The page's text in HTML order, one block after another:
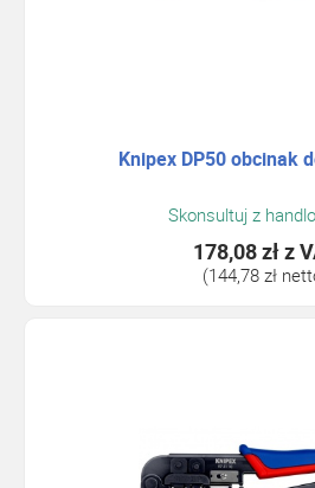
Knipex DP50 obcinak
Skonsultuj z
178,08 złz
(144,78 zł